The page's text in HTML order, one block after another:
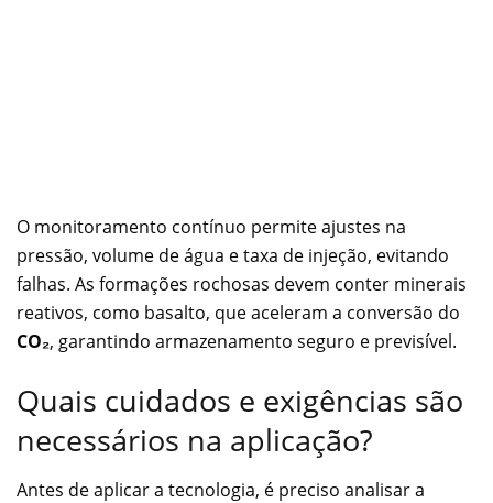
O monitoramento contínuo permite ajustes na
pressão, volume de água e taxa de injeção, evitando
falhas. As formações rochosas devem conter minerais
reativos, como basalto, que aceleram a conversão do
CO₂, garantindo armazenamento seguro e previsível.
Quais cuidados e exigências são
necessários na aplicação?
Antes de aplicar a tecnologia, é preciso analisar a